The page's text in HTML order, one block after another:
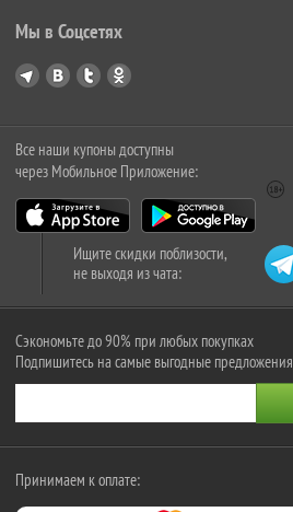
Мы в Соцсетях
Все наши купоны доступны
через Мобильное Приложение:
Ищите скидки поблизости,
не выходя из чата:
Сэкономьте до 90% при любых покупках
Подпишитесь на самые выгодные предложения
Принимаем к оплате: